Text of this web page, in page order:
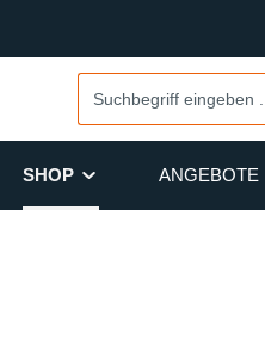
SHOP ANGEBOTE